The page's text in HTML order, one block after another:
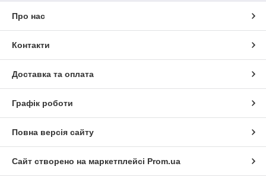
Про нас
Контакти
Доставка та оплата
Графік роботи
Повна версія сайту
Сайт створено на маркетплейсі Prom.ua